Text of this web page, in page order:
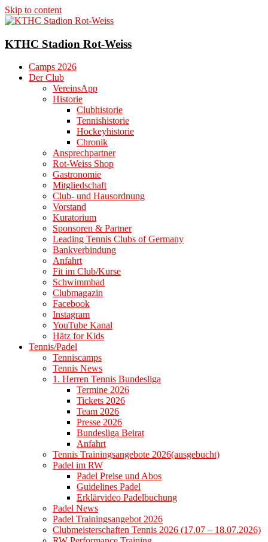
Skip to content
KTHC Stadion Rot-Weiss
Camps 2026
Der Club
VereinsApp
Historie
Clubhistorie
Tennishistorie
Hockeyhistorie
Chronik
Ansprechpartner
Rot-Weiss Shop
Gastronomie
Mitgliedschaft
Club- und Hausordnung
Vorstand
Kuratorium
Sponsoren & Partner
Leading Tennis Clubs of Germany
Bankverbindung
Anfahrt
Fit im Club/Kurse
Schwimmbad
Clubmagazin
Facebook
Instagram
YouTube Kanal
Hätz for Kids
Tennis/Padel
Tenniscamps
Tennis News
1. Herren Tennis Bundesliga
Termine 2026
Tickets 2026
Team 2026
Presse 2026
Bundesliga Beirat
Anfahrt
Tennis Trainingsangebote 2026(ausgebucht)
Padel im RW
Padel Preise und Abos
Guidelines Padel
Erklärvideo Padelbuchung
Padel News
Padel Trainingsangebot 2026
Clubmeisterschaften Tennis 2026 (17.07 – 18.07.2026)